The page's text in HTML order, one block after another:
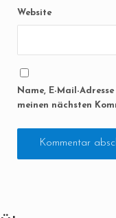
Website
Name, E-Mail-
meinen nächsten